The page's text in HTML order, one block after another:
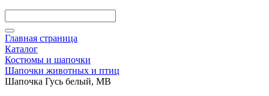
Главная страница
Каталог
Костюмы и шапочки
Шапочки животных и птиц
Шапочка Гусь белый, МВ